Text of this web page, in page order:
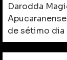
Darodda
de sétimo dia